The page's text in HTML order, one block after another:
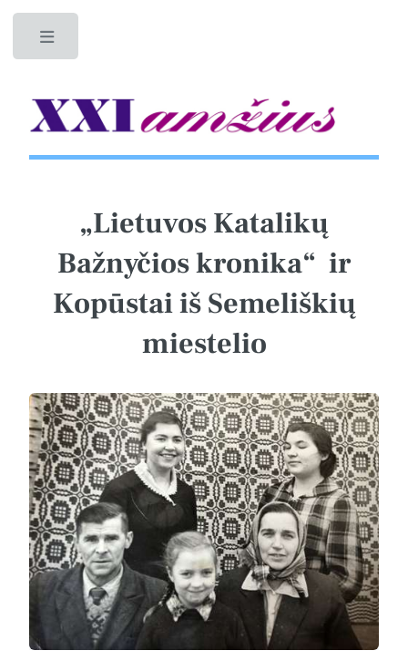
„Lietuvos Katalikų
Bažnyčios kronika“ ir
Kopūstai iš Semeliškių
miestelio